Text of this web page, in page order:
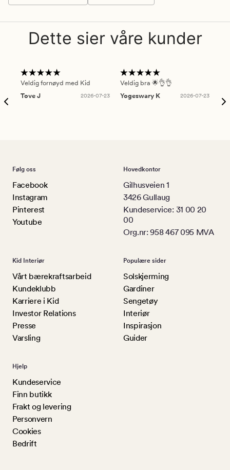
Dette sier våre kunder
Veldig fornøyd med Kid
Tove J
2026-07-23
Veldig bra 🌟👌👌
Yogeswary K
2026-07-23
Følg oss
Facebook
Instagram
Pinterest
Youtube
Hovedkontor
Gilhusveien 1
3426 Gullaug
Kundeservice: 31 00 20
00
Org.nr: 958 467 095 MVA
Kid Interiør
Vårt bærekraftsarbeid
Kundeklubb
Karriere i Kid
Investor Relations
Presse
Varsling
Populære sider
Solskjerming
Gardiner
Sengetøy
Interiør
Inspirasjon
Guider
Hjelp
Kundeservice
Finn butikk
Frakt og levering
Personvern
Cookies
Bedrift